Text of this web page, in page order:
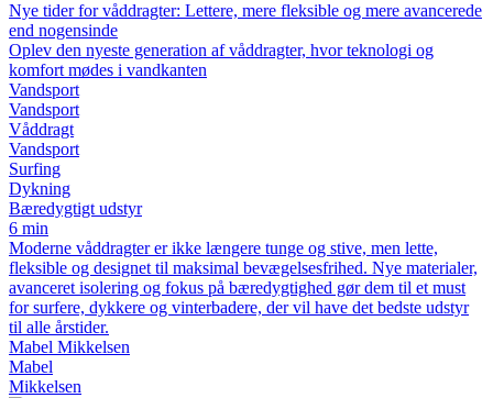
Nye tider for våddragter: Lettere, mere fleksible og mere avancerede
end nogensinde
Oplev den nyeste generation af våddragter, hvor teknologi og
komfort mødes i vandkanten
Vandsport
Vandsport
Våddragt
Vandsport
Surfing
Dykning
Bæredygtigt udstyr
6 min
Moderne våddragter er ikke længere tunge og stive, men lette,
fleksible og designet til maksimal bevægelsesfrihed. Nye materialer,
avanceret isolering og fokus på bæredygtighed gør dem til et must
for surfere, dykkere og vinterbadere, der vil have det bedste udstyr
til alle årstider.
Mabel Mikkelsen
Mabel
Mikkelsen